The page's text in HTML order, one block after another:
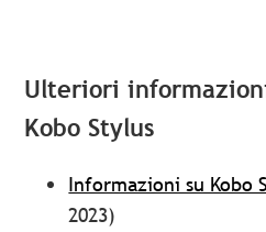
Ulteriori
Kobo Stylus
Informazioni su Kobo
2023)